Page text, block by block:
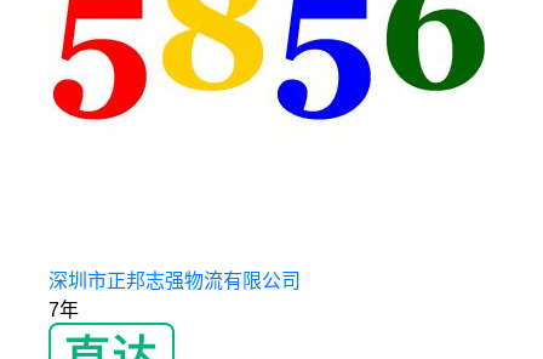
深圳市正邦志强物流有限公司
7年